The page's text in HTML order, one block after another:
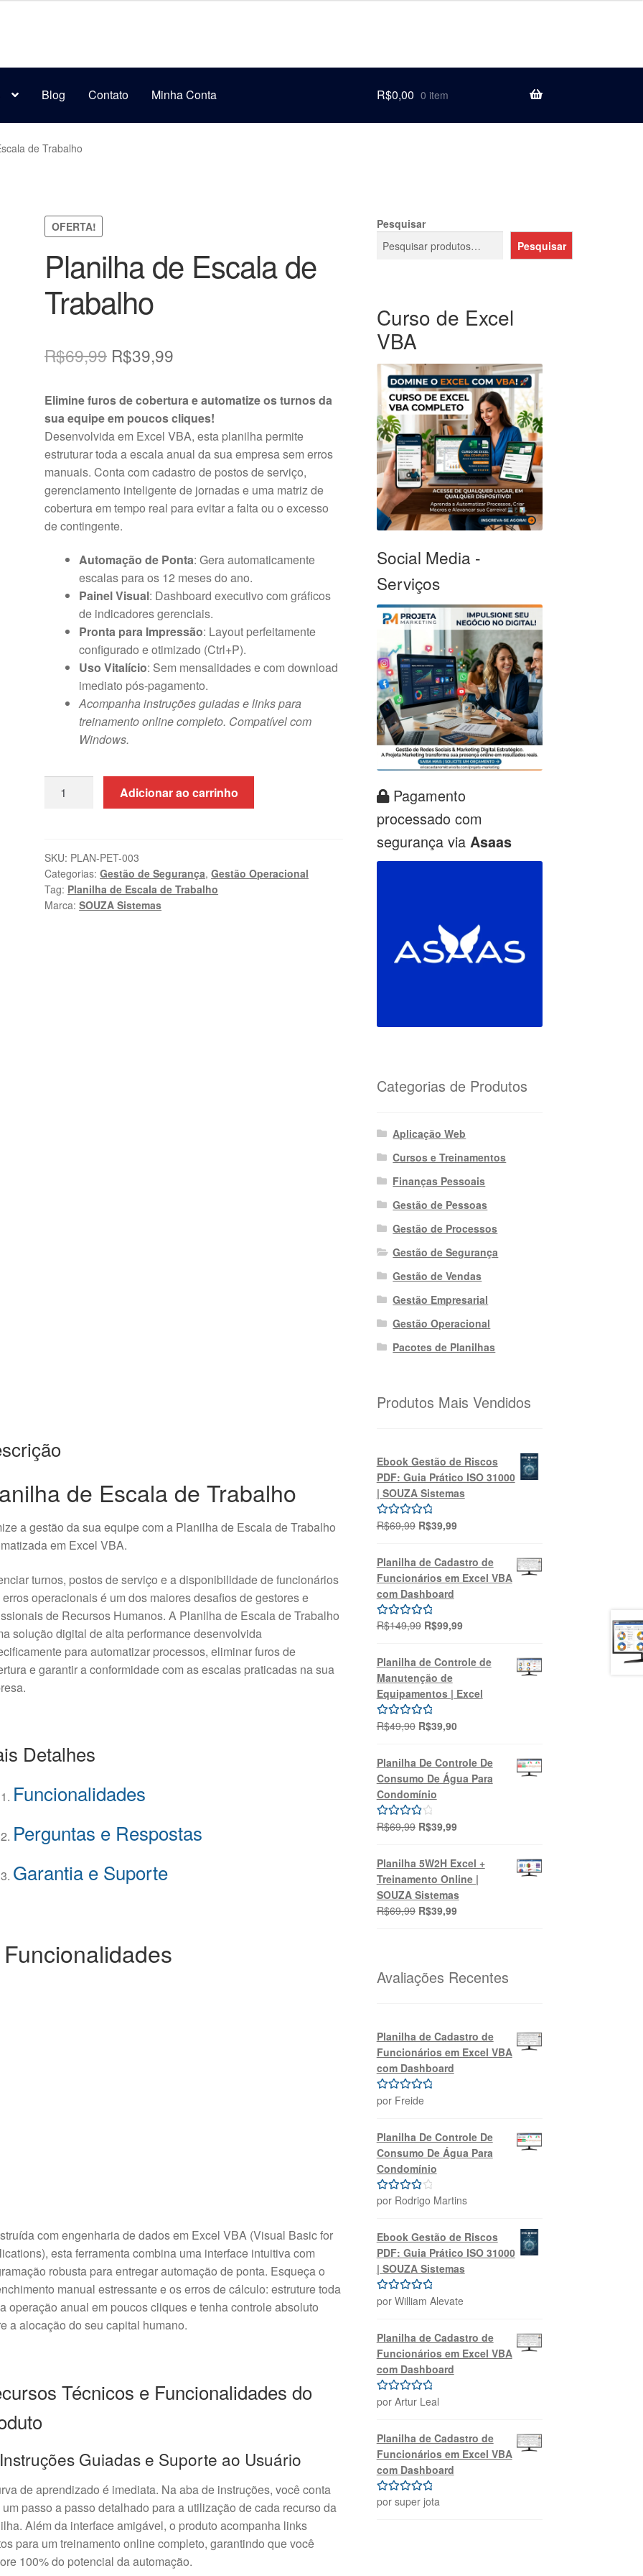
Blog Contato Minha Conta R$0,00 0 item
de Trabalho
OFERTA!
Planilha de Escala de
Trabalho
R$69,99 O
original
era:
R$69,99.
R$39,99
atual
é:
R$39,99.
Elimine furos de cobertura e automatize os turnos da
sua equipe em poucos cliques!
Desenvolvida em Excel VBA, esta planilha permite
estruturar toda a escala anual da sua empresa sem erros
manuais. Conta com cadastro de postos de serviço,
gerenciamento inteligente de jornadas e uma matriz de
cobertura em tempo real para evitar a falta ou o excesso
de contingente.
Automação de Ponta: Gera automaticamente
escalas para os 12 meses do ano.
Painel Visual: Dashboard executivo com gráficos
de indicadores gerenciais.
Pronta para Impressão: Layout perfeitamente
configurado e otimizado (Ctrl+P).
Uso Vitalício: Sem mensalidades e com download
imediato pós-pagamento.
Acompanha instruções guiadas e links para
treinamento online completo. Compatível com
Windows.
Trabalho
quantidade
Adicionar ao carrinho
SKU: PLAN-PET-003
Categorias:Gestão de Segurança,Gestão Operacional
Tag: Planilha de Escala de Trabalho
Marca:SOUZA Sistemas
de Escala de Trabalho
a gestão da sua equipe com a Planilha de Escala de Trabalho
em Excel VBA.
turnos, postos de serviço e a disponibilidade de funcionários
operacionais é um dos maiores desafios de gestores e
de Recursos Humanos. A Planilha de Escala de Trabalho
solução digital de alta performance desenvolvida
para automatizar processos, eliminar furos de
e garantir a conformidade com as escalas praticadas na sua
Detalhes
Funcionalidades
Perguntas e Respostas
Garantia e Suporte
com engenharia de dados em Excel VBA (Visual Basic for
esta ferramenta combina uma interface intuitiva com
robusta para entregar automação de ponta. Esqueça o
manual estressante e os erros de cálculo: estruture toda
operação anual em poucos cliques e tenha controle absoluto
a alocação do seu capital humano.
Técnicos e Funcionalidades do
Guiadas e Suporte ao Usuário
de aprendizado é imediata. Na aba de instruções, você conta
um passo a passo detalhado para a utilização de cada recurso da
Além da interface amigável, o produto acompanha links
para um treinamento online completo, garantindo que você
100% do potencial da automação.
Pesquisar
Pesquisar
Curso de Excel
VBA
Social Media -
Serviços
Pagamento
processado com
segurança via Asaas
Categorias de Produtos
Aplicação Web
Cursos e Treinamentos
Finanças Pessoais
Gestão de Pessoas
Gestão de Processos
Gestão de Segurança
Gestão de Vendas
Gestão Empresarial
Gestão Operacional
Pacotes de Planilhas
Produtos Mais Vendidos
Ebook Gestão de Riscos
PDF: Guia Prático ISO 31000
| SOUZA Sistemas
Avaliação
R$69,99 O
original
era:
R$69,99.
R$39,99O
é:
R$39,99.
Planilha de Cadastro de
Funcionários em Excel VBA
com Dashboard
Avaliação
R$149,99 O
original
era:
R$149,99.
R$99,99O
atual
é:
R$99,99.
Planilha de Controle de
Manutenção de
Equipamentos | Excel
Avaliação
R$49,90 O
original
era:
R$49,90.
R$39,90O
atual
é:
R$39,90.
Planilha De Controle De
Consumo De Água Para
Condomínio
Avaliação
R$69,99 O
original
era:
R$69,99.
R$39,99O
atual
é:
R$39,99.
Planilha 5W2H Excel +
Treinamento Online |
SOUZA Sistemas
R$69,99 O
R$69,99.
R$39,99O
R$39,99.
Avaliações Recentes
Planilha de Cadastro de
Funcionários em Excel VBA
com Dashboard
Avaliação5
por Freide
Planilha De Controle De
Consumo De Água Para
Condomínio
Avaliação
por Rodrigo Martins
Ebook Gestão de Riscos
PDF: Guia Prático ISO 31000
| SOUZA Sistemas
Avaliação5
por William Alevate
Planilha de Cadastro de
Funcionários em Excel VBA
com Dashboard
Avaliação 5
por Artur Leal
Planilha de Cadastro de
Funcionários em Excel VBA
com Dashboard
Avaliação5
por super jota